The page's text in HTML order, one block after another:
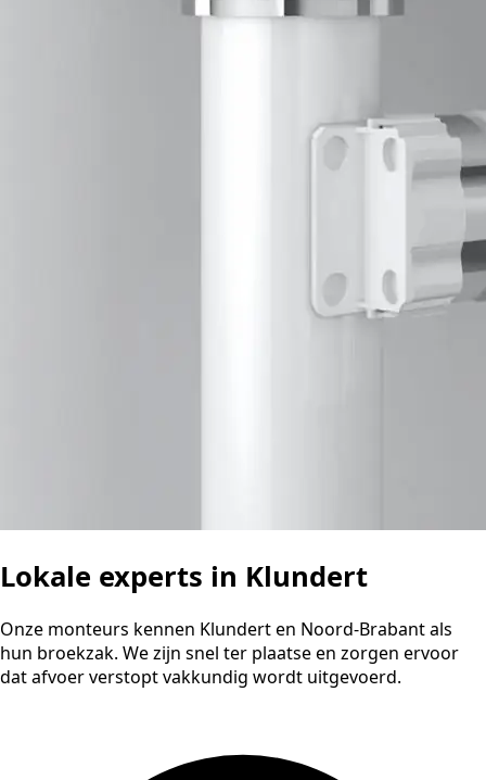
Lokale experts in Klundert
Onze monteurs kennen Klundert en Noord-Brabant als
hun broekzak. We zijn snel ter plaatse en zorgen ervoor
dat afvoer verstopt vakkundig wordt uitgevoerd.